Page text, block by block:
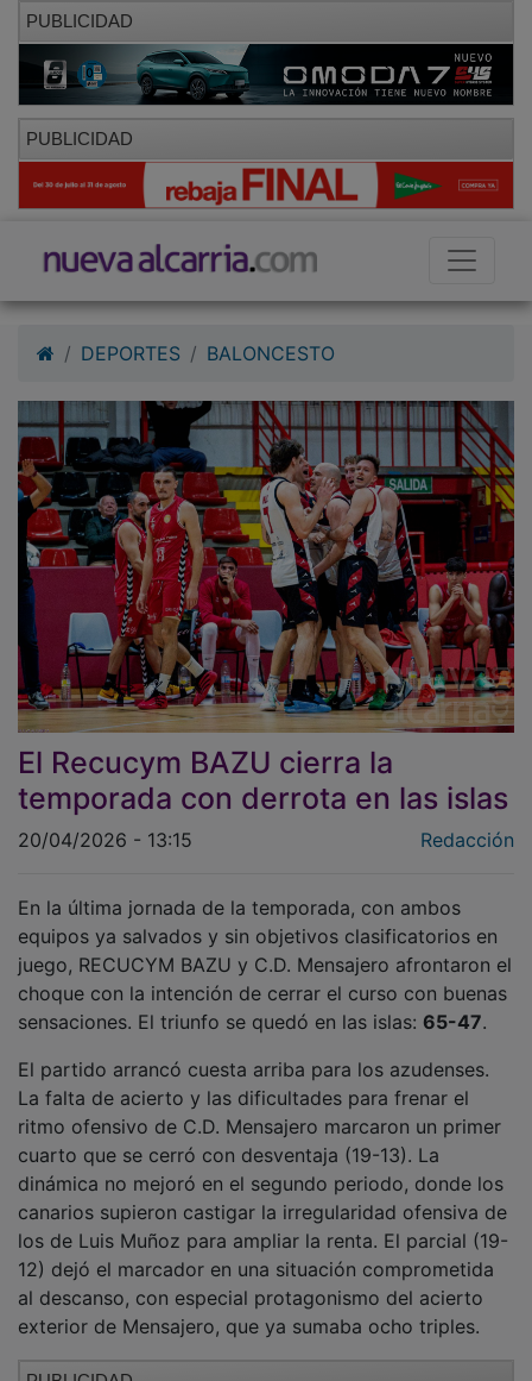
PUBLICIDAD
PUBLICIDAD
El Recucym BAZU cierra la
temporada con derrota en las islas
20/04/2026 - 13:15
equipos ya salvados y sin objetivos clasificatorios en
juego, RECUCYM BAZU y C.D. Mensajero afrontaron el
choque con la intención de cerrar el curso con buenas
sensaciones. El triunfo se quedó en las islas:65-47.
La falta de acierto y las dificultades para frenar el
ritmo ofensivo de C.D. Mensajero marcaron un primer
cuarto que se cerró con desventaja (19-13). La
dinámica no mejoró en el segundo periodo, donde los
canarios supieron castigar la irregularidad ofensiva de
los de Luis Muñoz para ampliar la renta. El parcial (19-
12) dejó el marcador en una situación comprometida
al descanso, con especial protagonismo del acierto
exterior de Mensajero, que ya sumaba ocho triples.